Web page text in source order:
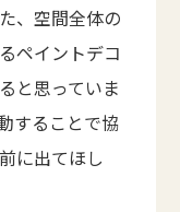
、空間全体の
ペイントデコ
と思っていま
することで協
に出てほし